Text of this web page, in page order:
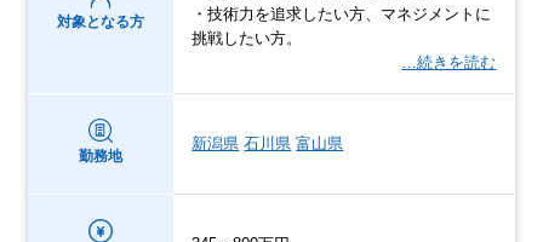
対象となる方
・技術力を追求したい方、マネジメントに
挑戦したい方。
…続きを読む
勤務地
新潟県 石川県 富山県